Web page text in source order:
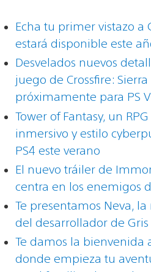
Echa tu primer vistazo a
estará disponible este
Desvelados nuevos
juego de Crossfire:
próximamente para PS
Tower of Fantasy, un
inmersivo y estilo
PS4 este verano
El nuevo tráiler de
centra en los enemigos
Te presentamos Neva,
del desarrollador de Gris
Te damos la bienvenida
donde empieza tu